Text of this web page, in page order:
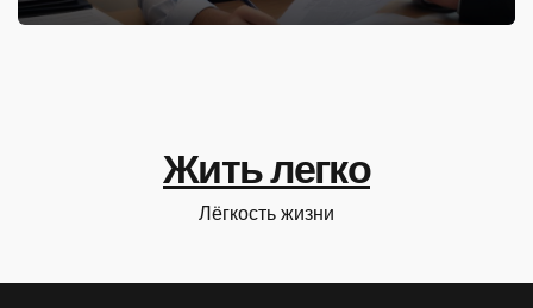
Жить легко
Лёгкость жизни